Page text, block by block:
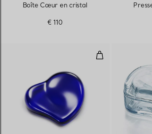
Boîte Cœur en cristal
€ 110
Presse-